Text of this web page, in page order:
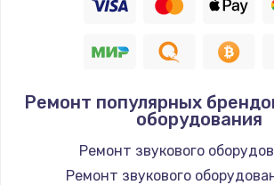
Ремонт дренажного
2300 руб.
Полный ремонт
Заказать
Ремонт популярных
оборудования
Ремонт звукового
Ремонт звукового